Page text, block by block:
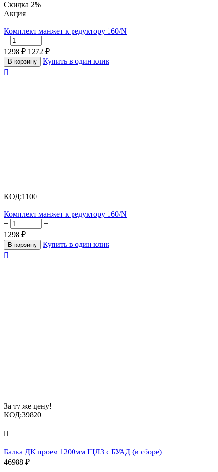
Скидка 2%
Aкция
Комплект манжет к редуктору 160/N
+
−
1298 ₽ 1272 ₽
В корзину
Купить в один клик

КОД:1100
Комплект манжет к редуктору 160/N
+
−
1298 ₽
В корзину
Купить в один клик

За ту же цену!
КОД:39820

Балка ДК проем 1200мм ЩЛЗ с БУАД (в сборе)
46988 ₽